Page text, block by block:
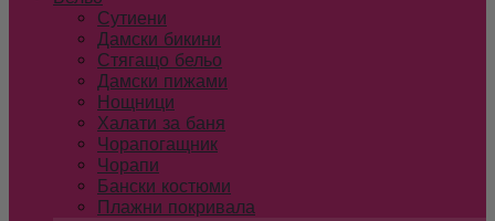
Сутиени
Дамски бикини
Стягащо бельо
Дамски пижами
Нощници
Халати за баня
Чорапогащник
Чорапи
Бански костюми
Плажни покривала